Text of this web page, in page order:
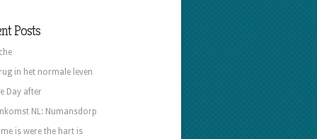
Posts
in het normale leven
Day after
NL: Numansdorp
is were the hart is